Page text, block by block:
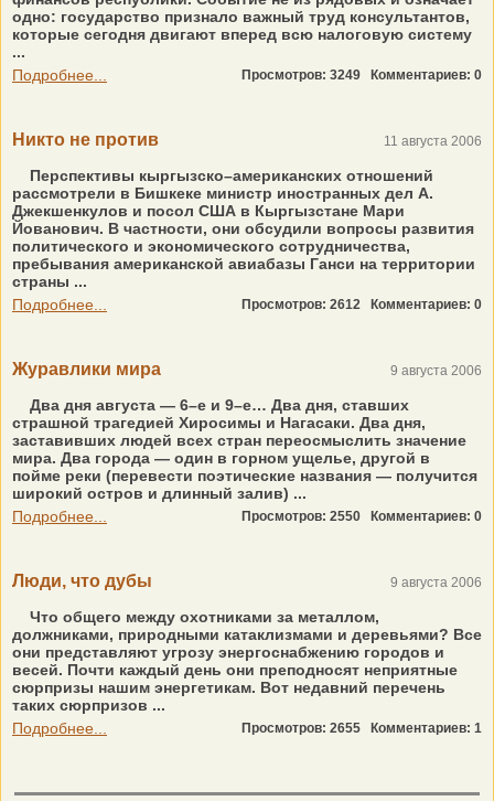
одно: государство признало важный труд консультантов,
которые сегодня двигают вперед всю налоговую систему
...
Подробнее...
Просмотров: 3249 Комментариев: 0
Никто не против 11 августа 2006
Перспективы кыргызско–американских отношений
рассмотрели в Бишкеке министр иностранных дел А.
Джекшенкулов и посол США в Кыргызстане Мари
Йованович. В частности, они обсудили вопросы развития
политического и экономического сотрудничества,
пребывания американской авиабазы Ганси на территории
страны ...
Подробнее...
Просмотров: 2612 Комментариев: 0
Журавлики мира 9 августа 2006
Два дня августа — 6–е и 9–е… Два дня, ставших
страшной трагедией Хиросимы и Нагасаки. Два дня,
заставивших людей всех стран переосмыслить значение
мира. Два города — один в горном ущелье, другой в
пойме реки (перевести поэтические названия — получится
широкий остров и длинный залив) ...
Подробнее...
Просмотров: 2550 Комментариев: 0
Люди, что дубы 9 августа 2006
Что общего между охотниками за металлом,
должниками, природными катаклизмами и деревьями? Все
они представляют угрозу энергоснабжению городов и
весей. Почти каждый день они преподносят неприятные
сюрпризы нашим энергетикам. Вот недавний перечень
таких сюрпризов ...
Подробнее...
Просмотров: 2655 Комментариев: 1